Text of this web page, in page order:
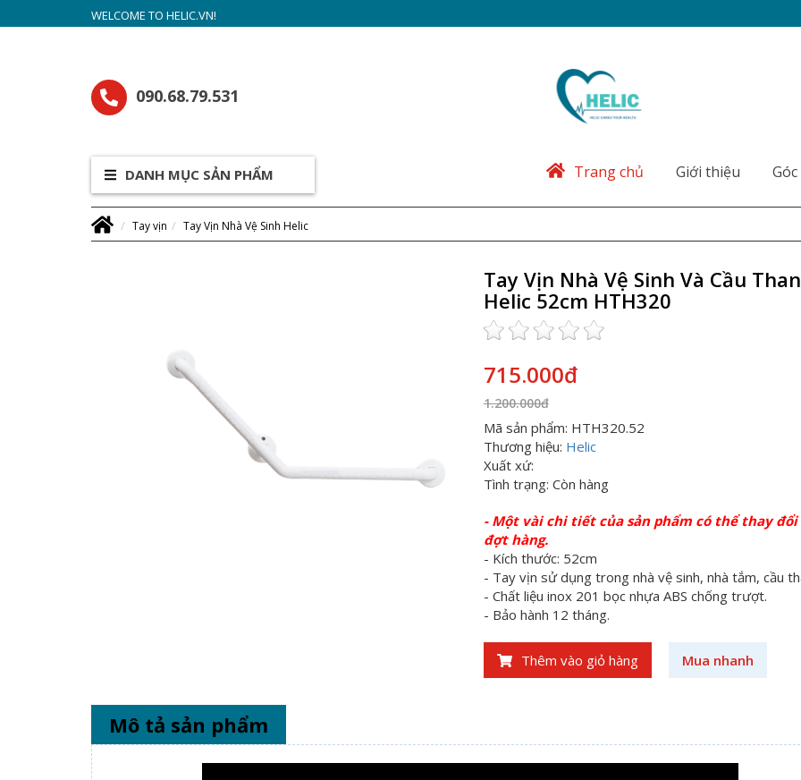
WELCOME TO HELIC.VN!
090.68.79.531
DANH MỤC SẢN PHẨM Trang chủ Giới thiệu
Tay vịn Tay Vịn Nhà Vệ Sinh Helic
Tay Vịn Nhà Vệ Sinh Và Cầu
Helic 52cm HTH320
715.000đ
1.200.000đ
Mã sản phẩm: HTH320.52
Thương hiệu: Helic
Xuất xứ:
Tình trạng: Còn hàng
- Một vài chi tiết của sản phẩm có thể thay
đợt hàng.
- Kích thước: 52cm
- Tay vịn sử dụng trong nhà vệ sinh, nhà tắm, cầu
- Chất liệu inox 201 bọc nhựa ABS chống trượt.
- Bảo hành 12 tháng.
Thêm vào giỏ hàng Mua nhanh
Mô tả sản phẩm